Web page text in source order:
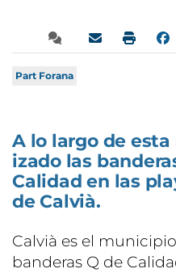
Part Forana
A lo largo de
izado las
Calidad en las
de Calvià.
Calvià es el
banderas Q de